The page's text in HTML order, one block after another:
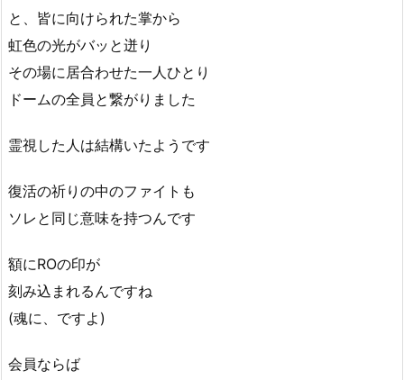
と、皆に向けられた掌から
虹色の光がバッと迸り
その場に居合わせた一人ひとり
ドームの全員と繋がりました
霊視した人は結構いたようです
復活の祈りの中のファイトも
ソレと同じ意味を持つんです
額にROの印が
刻み込まれるんですね
(魂に、ですよ)
会員ならば